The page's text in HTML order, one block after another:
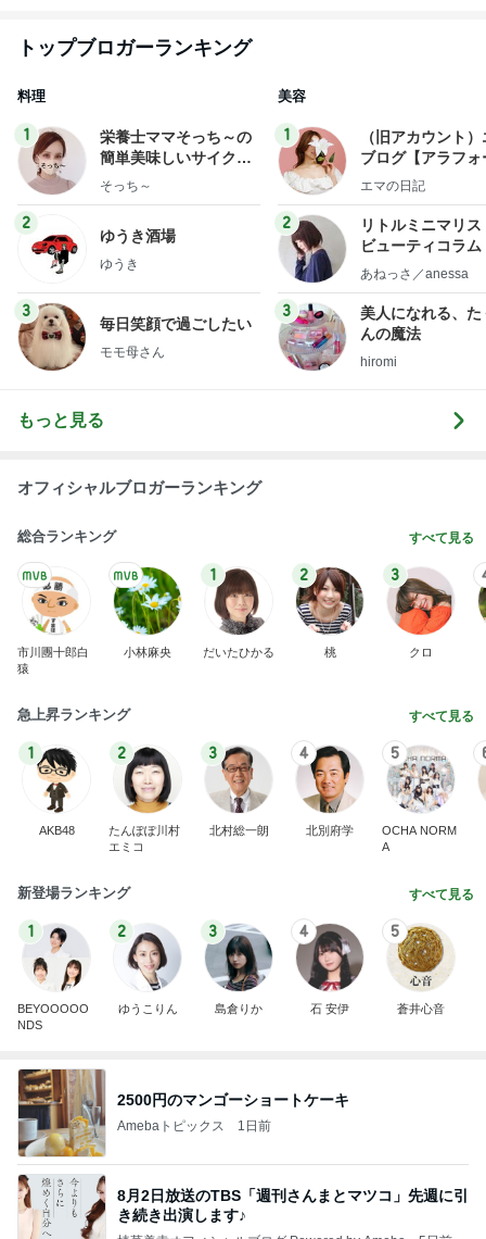
トップブロガーランキング
料理
1
栄養士ママそっち～の
簡単美味しいサイクル
献立
そっち～
2
ゆうき酒場
ゆうき
3
毎日笑顔で過ごしたい
モモ母さん
美容
1
（旧アカウント
ブログ【アラフォ
社売却セカンドラ
エマの日記
2
リトルミニマリス
ビューティコラ
little
あねっさ／anessa
3
美人になれる、た
んの魔法
hiromi
もっと見る
オフィシャルブロガーランキング
総合ランキング すべて見る
市川團十郎白
猿
小林麻央
1
だいたひかる
2
桃
3
クロ
急上昇ランキング すべて見る
1
AKB48
2
たんぽぽ川村
エミコ
3
北村総一朗
4
北別府学
5
OCHA NORM
A
新登場ランキング すべて見る
1
BEYOOOOO
NDS
2
ゆうこりん
3
島倉りか
4
石 安伊
5
蒼井心音
2500円のマンゴーショートケーキ
Amebaトピックス 1日前
8月2日放送のTBS「週刊さんまとマツコ」先週に引
き続き出演します♪